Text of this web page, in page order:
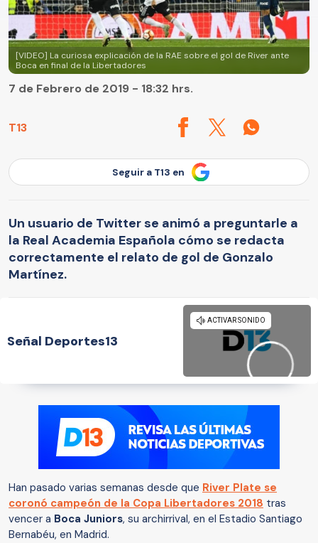
[VIDEO] La curiosa explicación de la RAE sobre el gol de River ante
Boca en final de la Libertadores
T13
7 de Febrero de 2019 - 18:32 hrs.
Seguir a T13 en
Un usuario de Twitter se animó a preguntarle a
la Real Academia Española cómo se redacta
correctamente el relato de gol de Gonzalo
Martínez.
Señal Deportes13
Han pasado varias semanas desde que River Plate se
coronó campeón de la Copa Libertadores 2018 tras
vencer a Boca Juniors, su archirrival, en el Estadio Santiago
Bernabéu, en Madrid.